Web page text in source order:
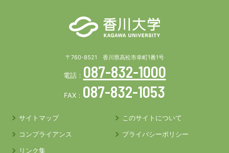
〒760-8521 香川県高松市幸町1番1号
電話： 087-832-1000
FAX： 087-832-1053
サイトマップ
このサイトについて
コンプライアンス
プライバシーポリシー
リンク集